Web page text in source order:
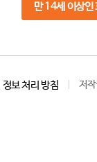
만 14세 이상인
정보 처리 방침 저